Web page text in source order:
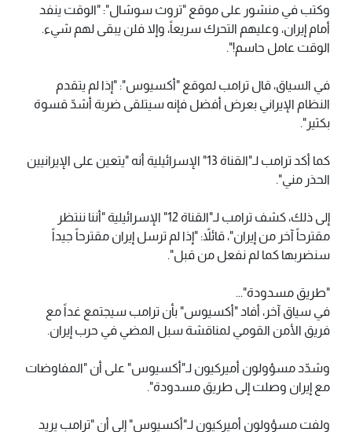
وكتب في منشور على موقع "تروث سوشال": "الوقت ينفد
أمام إيران، وعليهم التحرك سريعاً، وإلا فلن يبقى لهم شيء.
الوقت عامل حاسم!".
في السياق، قال ترامب لموقع "أكسيوس": "إذا لم يتقدم
النظام الإيراني بعرض أفضل فإنه سيتلقى ضربة أشدّ قسوة
بكثير".
كما أكد ترامب لـ"القناة 13" الإسرائيلية أنه "يتعين على الإيرانيين
الحذر مني".
إلى ذلك، كشف ترامب لـ"القناة 12" الإسرائيلية "أننا ننتظر
مقترحاً آخر من إيران"، قائلاً: "إذا لم ترسل إيران مقترحاً جيداً
سنضربها كما لم نفعل من قبل".
"طريق مسدودة"...
في سياق آخر، أفاد "أكسيوس" بأن ترامب سيجتمع غداً مع
فريق الأمن القومي لمناقشة سبل المضي في حرب إيران.
وشدّد مسؤولون أميركيون لـ"أكسيوس" على أن "المفاوضات
مع إيران وصلت إلى طريق مسدودة".
ولفت مسؤولون أميركيون لـ"أكسيوس" إلى أن "ترامب يريد